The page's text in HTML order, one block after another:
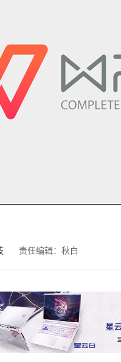
责任编辑：秋白